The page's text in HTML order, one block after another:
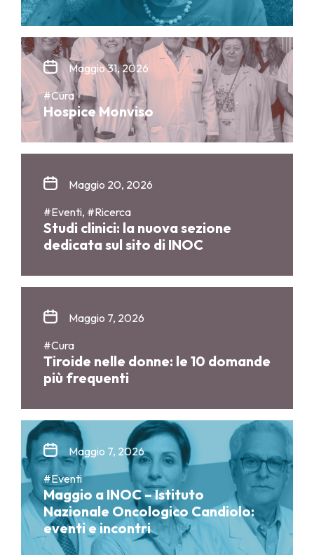
Maggio 31, 2026
#Cura
Hospice Monviso
Maggio 20, 2026
#Eventi, #Ricerca
Studi clinici: la nuova sezione
dedicata sul sito di INOC
Maggio 7, 2026
#Cura
Tiroide nelle donne: le 10 domande
più frequenti
Maggio 7, 2026
#Eventi
Maggio a INOC – Istituto
Nazionale Oncologico Candiolo:
eventi e incontri